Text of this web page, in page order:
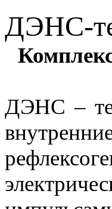
ДЭНС-
ДЭНС –